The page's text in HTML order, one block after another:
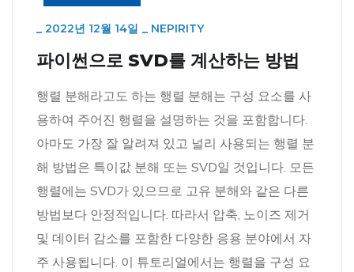
_ 2022년 12월 14일 _ NEPIRITY
파이썬으로 SVD를 계산하는 방법
행렬 분해라고도 하는 행렬 분해는 구성 요소를 사
용하여 주어진 행렬을 설명하는 것을 포함합니다.
아마도 가장 잘 알려져 있고 널리 사용되는 행렬 분
해 방법은 특이값 분해 또는 SVD일 것입니다. 모든
행렬에는 SVD가 있으므로 고유 분해와 같은 다른
방법보다 안정적입니다. 따라서 압축, 노이즈 제거
및 데이터 감소를 포함한 다양한 응용 분야에서 자
주 사용됩니다. 이 튜토리얼에서는 행렬을 구성 요